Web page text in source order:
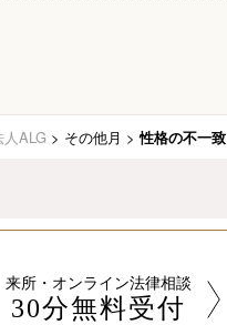
ALG > その他月 >性格の不一致
来所・オンライン法律相談
30分無料受付